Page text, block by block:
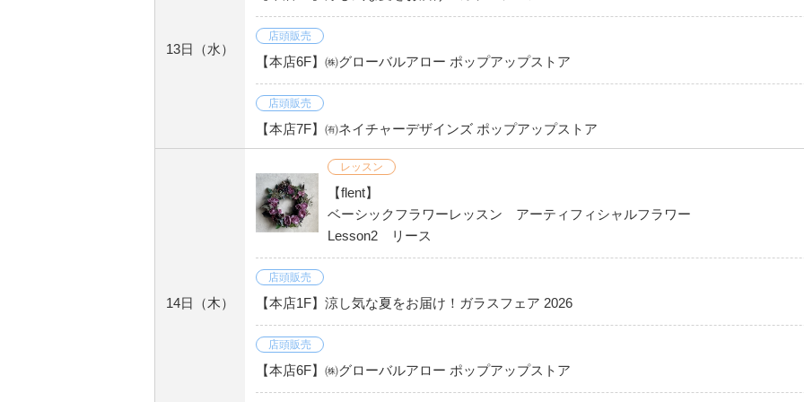
13日 （水）
店頭販売
【本店6F】㈱グローバルアロー ポップアップストア
店頭販売
【本店7F】㈲ネイチャーデザインズ ポップアップストア
14日 （木）
レッスン
【flent】
ベーシックフラワーレッスン アーティフィシャルフラワー
Lesson2 リース
店頭販売
【本店1F】涼し気な夏をお届け！ガラスフェア 2026
店頭販売
【本店6F】㈱グローバルアロー ポップアップストア